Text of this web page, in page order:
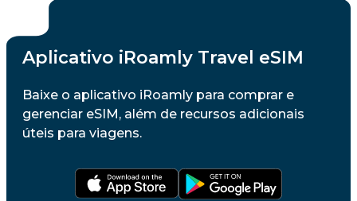
Aplicativo iRoamly Travel eSIM
Baixe o aplicativo iRoamly para comprar e
gerenciar eSIM, além de recursos adicionais
úteis para viagens.